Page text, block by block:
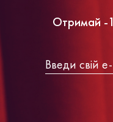
Отримай -